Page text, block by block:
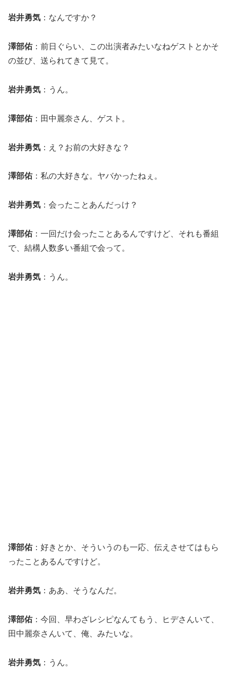
岩井勇気 ：なんですか？
澤部佑 ：前日ぐらい、この出演者みたいなねゲストとかそ
の並び、送られてきて見て。
岩井勇気 ：うん。
澤部佑 ：田中麗奈さん、ゲスト。
岩井勇気 ：え？お前の大好きな？
澤部佑 ：私の大好きな。ヤバかったねぇ。
岩井勇気 ：会ったことあんだっけ？
澤部佑 ：一回だけ会ったことあるんですけど、それも番組
で、結構人数多い番組で会って。
岩井勇気 ：うん。
澤部佑 ：好きとか、そういうのも一応、伝えさせてはもら
ったことあるんですけど。
岩井勇気 ：ああ、そうなんだ。
澤部佑 ：今回、早わざレシピなんてもう、ヒデさんいて、
田中麗奈さんいて、俺、みたいな。
岩井勇気 ：うん。